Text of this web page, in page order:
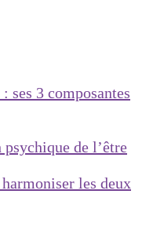
ses 3 composantes
de l’être
les deux